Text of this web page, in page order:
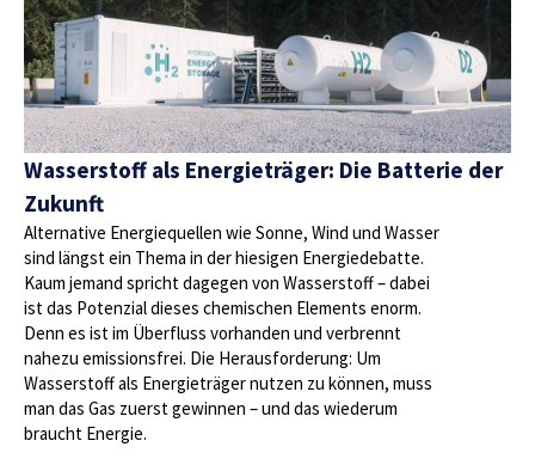
Wasserstoff als Energieträger: Die Batterie der
Zukunft
Alternative Energiequellen wie Sonne, Wind und Wasser
sind längst ein Thema in der hiesigen Energiedebatte.
Kaum jemand spricht dagegen von Wasserstoff – dabei
ist das Potenzial dieses chemischen Elements enorm.
Denn es ist im Überfluss vorhanden und verbrennt
nahezu emissionsfrei. Die Herausforderung: Um
Wasserstoff als Energieträger nutzen zu können, muss
man das Gas zuerst gewinnen – und das wiederum
braucht Energie.